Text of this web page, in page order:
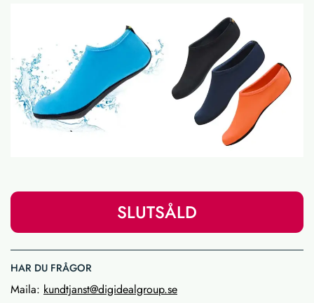
SLUTSÅLD
HAR DU FRÅGOR
Maila: kundtjanst@digidealgroup.se